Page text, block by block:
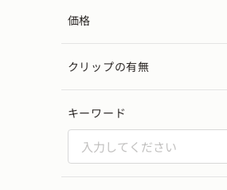
価格
クリップの有無
キーワード